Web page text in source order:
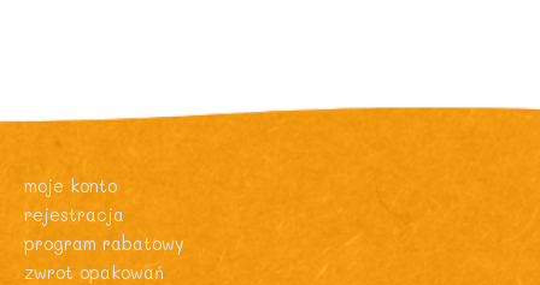
moje konto
rejestracja
program rabatowy
zwrot opakowań